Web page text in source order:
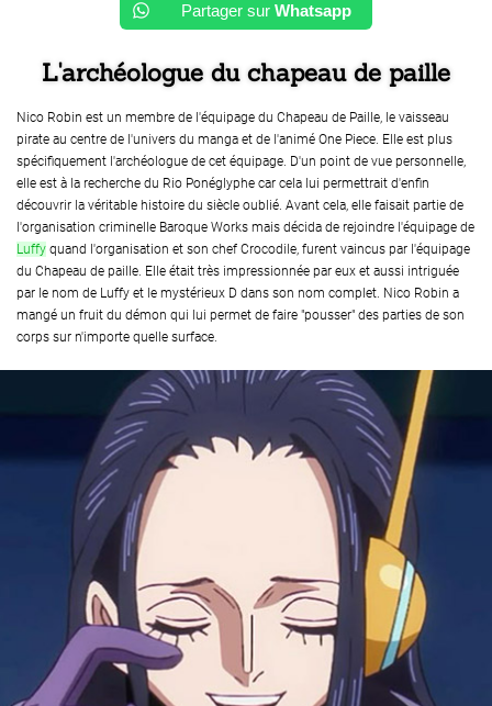
Partager sur Whatsapp
L'archéologue du chapeau de paille
Nico Robin est un membre de l'équipage du Chapeau de Paille, le vaisseau
pirate au centre de l'univers du manga et de l'animé One Piece. Elle est plus
spécifiquement l'archéologue de cet équipage. D'un point de vue personnelle,
elle est à la recherche du Rio Ponéglyphe car cela lui permettrait d'enfin
découvrir la véritable histoire du siècle oublié. Avant cela, elle faisait partie de
l'organisation criminelle Baroque Works mais décida de rejoindre l'équipage de
Luffy quand l'organisation et son chef Crocodile, furent vaincus par l'équipage
du Chapeau de paille. Elle était très impressionnée par eux et aussi intriguée
par le nom de Luffy et le mystérieux D dans son nom complet. Nico Robin a
mangé un fruit du démon qui lui permet de faire "pousser" des parties de son
corps sur n'importe quelle surface.